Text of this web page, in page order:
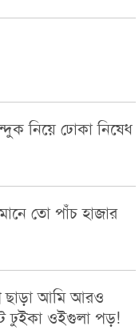
নিয়ে ঢোকা নিষেধ
তো পাঁচ হাজার
ছাড়া আমি আরও
ঢুইকা ওইগুলা পড়!